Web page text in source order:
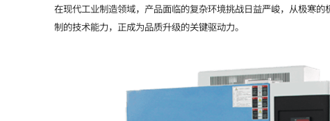
在现代工业制造领域，产品面临的复杂环境挑战日益严峻，从极寒
制的技术能力，正成为品质升级的关键驱动力。